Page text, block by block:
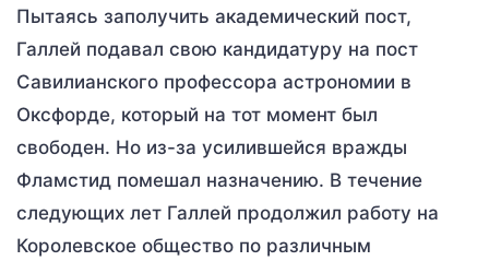
Пытаясь заполучить академический пост,
Галлей подавал свою кандидатуру на пост
Савилианского профессора астрономии в
Оксфорде, который на тот момент был
свободен. Но из-за усилившейся вражды
Фламстид помешал назначению. В течение
следующих лет Галлей продолжил работу на
Королевское общество по различным